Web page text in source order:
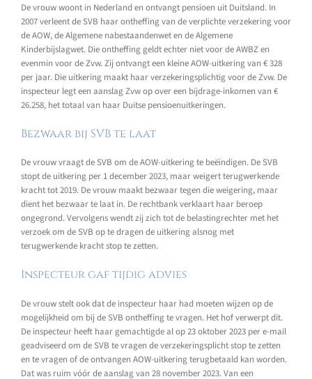
De vrouw woont in Nederland en ontvangt pensioen uit Duitsland. In
2007 verleent de SVB haar ontheffing van de verplichte verzekering voor
de AOW, de Algemene nabestaandenwet en de Algemene
Kinderbijslagwet. Die ontheffing geldt echter niet voor de AWBZ en
evenmin voor de Zvw. Zij ontvangt een kleine AOW-uitkering van € 328
per jaar. Die uitkering maakt haar verzekeringsplichtig voor de Zvw. De
inspecteur legt een aanslag Zvw op over een bijdrage-inkomen van €
26.258, het totaal van haar Duitse pensioenuitkeringen.
Bezwaar bij SVB te laat
De vrouw vraagt de SVB om de AOW-uitkering te beëindigen. De SVB
stopt de uitkering per 1 december 2023, maar weigert terugwerkende
kracht tot 2019. De vrouw maakt bezwaar tegen die weigering, maar
dient het bezwaar te laat in. De rechtbank verklaart haar beroep
ongegrond. Vervolgens wendt zij zich tot de belastingrechter met het
verzoek om de SVB op te dragen de uitkering alsnog met
terugwerkende kracht stop te zetten.
Inspecteur gaf tijdig advies
De vrouw stelt ook dat de inspecteur haar had moeten wijzen op de
mogelijkheid om bij de SVB ontheffing te vragen. Het hof verwerpt dit.
De inspecteur heeft haar gemachtigde al op 23 oktober 2023 per e-mail
geadviseerd om de SVB te vragen de verzekeringsplicht stop te zetten
en te vragen of de ontvangen AOW-uitkering terugbetaald kan worden.
Dat was ruim vóór de aanslag van 28 november 2023. Van een